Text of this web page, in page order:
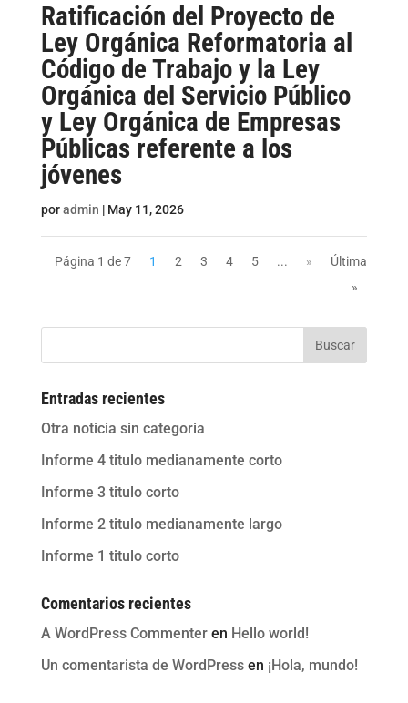
Ratificación del Proyecto de
Ley Orgánica Reformatoria al
Código de Trabajo y la Ley
Orgánica del Servicio Público
y Ley Orgánica de Empresas
Públicas referente a los
jóvenes
poradmin | May 11, 2026
Página 1 de 7 1 2 3 4 5 ... »
Última
»
Buscar
Entradas recientes
Otra noticia sin categoria
Informe 4 titulo medianamente corto
Informe 3 titulo corto
Informe 2 titulo medianamente largo
Informe 1 titulo corto
Comentarios recientes
A WordPress Commenteren Hello world!
Un comentarista de WordPressen ¡Hola, mundo!